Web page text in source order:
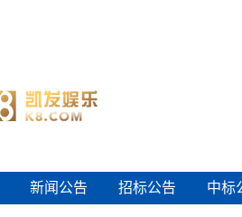
新闻公告
新闻公告 招标公告
招标公告 中标
中标